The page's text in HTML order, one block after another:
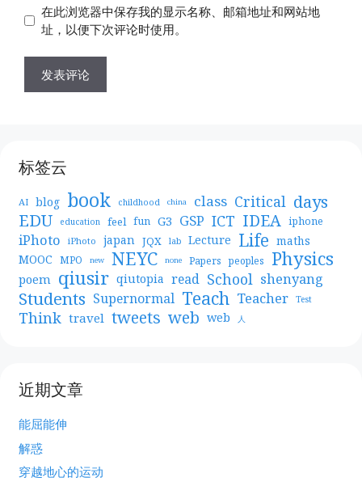
址
址
在此浏览器中保存我的显示名称、邮箱地址和网站地
址，以便下次评论时使用。
标签云
AI blog book childhood china class Critical days
EDU education feel fun G3 GSP ICT IDEA iphone
iPhoto iPhoto japan JQX lab Lecture Life maths
MOOC MPO new NEYC none Papers peoples Physics
poem qiusir qiutopia read School shenyang
Students Supernormal Teach Teacher Test
Think travel tweets web web 人
近期文章
能屈能伸
解惑
穿越地心的运动